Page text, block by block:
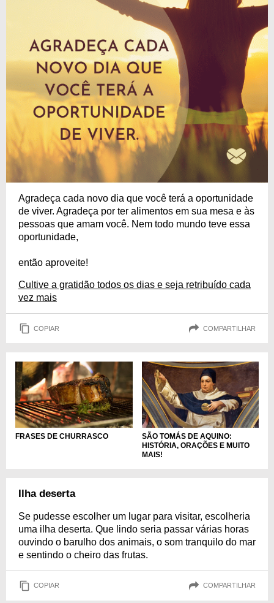
Agradeça cada novo dia que você terá a oportunidade
de viver. Agradeça por ter alimentos em sua mesa e às
pessoas que amam você. Nem todo mundo teve essa
oportunidade,
então aproveite!
Cultive a gratidão todos os dias e seja retribuído cada
vez mais
COPIAR COMPARTILHAR
FRASES DE CHURRASCO
SÃO TOMÁS DE AQUINO:
HISTÓRIA, ORAÇÕES E MUITO
MAIS!
Ilha deserta
Se pudesse escolher um lugar para visitar, escolheria
uma ilha deserta. Que lindo seria passar várias horas
ouvindo o barulho dos animais, o som tranquilo do mar
e sentindo o cheiro das frutas.
COPIAR COMPARTILHAR